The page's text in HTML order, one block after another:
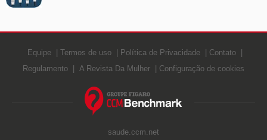
Equipe Termos de uso Política de Privacidade
Contato
Regulamento
A Revista Da Mulher Configuração de cookies
saude.ccm.net